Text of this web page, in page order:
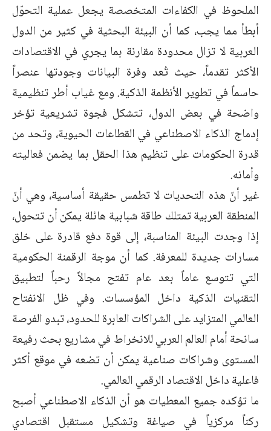
الملحوظ في الكفاءات المتخصصة يجعل عملية التحوّل
أبطأ مما يجب، كما أن البيئة البحثية في كثير من الدول
العربية لا تزال محدودة مقارنة بما يجري في الاقتصادات
الأكثر تقدماً، حيث تُعد وفرة البيانات وجودتها عنصراً
حاسماً في تطوير الأنظمة الذكية. ومع غياب أطر تنظيمية
واضحة في بعض الدول، تتشكل فجوة تشريعية تؤخر
إدماج الذكاء الاصطناعي في القطاعات الحيوية، وتحد من
قدرة الحكومات على تنظيم هذا الحقل بما يضمن فعاليته
وأمانه.
غير أنّ هذه التحديات لا تطمس حقيقة أساسية، وهي أنّ
المنطقة العربية تمتلك طاقة شبابية هائلة يمكن أن تتحول،
إذا وجدت البيئة المناسبة، إلى قوة دفع قادرة على خلق
مسارات جديدة للمعرفة. كما أن موجة الرقمنة الحكومية
التي تتوسع عاماً بعد عام تفتح مجالاً رحباً لتطبيق
التقنيات الذكية داخل المؤسسات. وفي ظل الانفتاح
العالمي المتزايد على الشراكات العابرة للحدود، تبدو الفرصة
سانحة أمام العالم العربي للانخراط في مشاريع بحث رفيعة
المستوى وشراكات صناعية يمكن أن تضعه في موقع أكثر
فاعلية داخل الاقتصاد الرقمي العالمي.
ما تؤكده جميع المعطيات هو أن الذكاء الاصطناعي أصبح
ركناً مركزياً في صياغة وتشكيل مستقبل اقتصادي